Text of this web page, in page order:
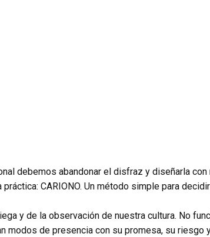
debemos abandonar el disfraz y diseñarla
CARIONO. Un método simple para
y de la observación de nuestra cultura. No
modos de presencia con su promesa, su riesgo